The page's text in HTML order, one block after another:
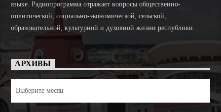
языке. Радиопрограмма отражает вопросы общественно-
политической, социально-экономической, сельской,
образовательной, культурной и духовной жизни республики.
АРХИВЫ